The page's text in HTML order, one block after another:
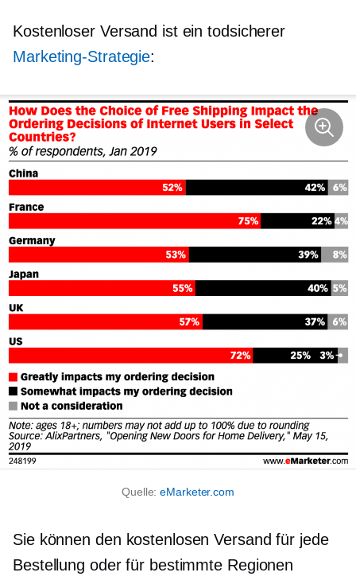
Kostenloser Versand ist ein todsicherer
Marketing-Strategie:
Quelle:eMarketer.com
Sie können den kostenlosen Versand für jede
Bestellung oder für bestimmte Regionen